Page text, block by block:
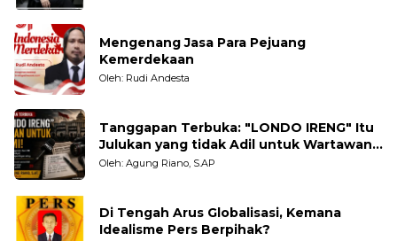
Mengenang Jasa Para Pejuang
Kemerdekaan
Oleh: Rudi Andesta
Tanggapan Terbuka: "LONDO IRENG" Itu
Julukan yang tidak Adil untuk Wartawan,
Pengamat dan LSM
Oleh: Agung Riano, S.AP
Di Tengah Arus Globalisasi, Kemana
Idealisme Pers Berpihak?